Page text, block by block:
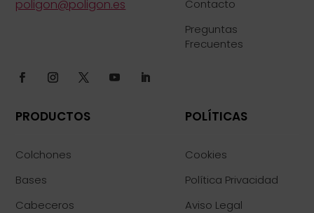
poligon@poligon.es
Contacto
Preguntas
Frecuentes
PRODUCTOS
Colchones
Bases
Cabeceros
POLÍTICAS
Cookies
Política Privacidad
Aviso Legal